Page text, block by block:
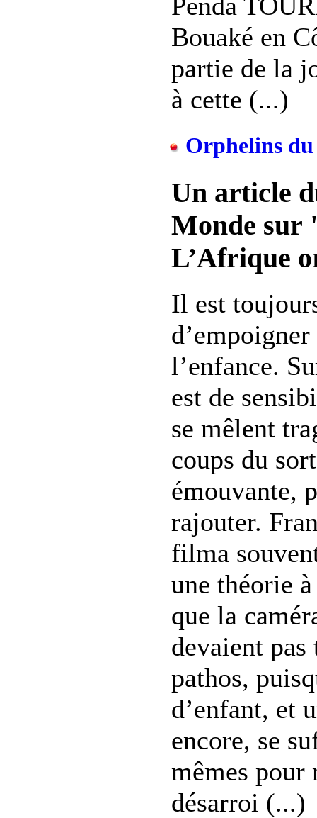
Bouaké en
partie de la
à cette (...)
Orphelins du
Un article
Monde sur
L’Afrique
Il est
l’enfance.
est de
se mêlent
coups du
émouvante,
rajouter.
filma
une théorie
que la
devaient
pathos,
d’enfant, et
encore, se
mêmes pour
désarroi (...)